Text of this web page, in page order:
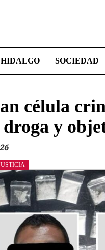
HIDALGO SOCIEDAD
célula
y